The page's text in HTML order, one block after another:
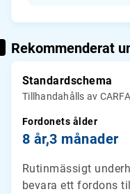
Rekommenderat
Standardschema
Tillhandahålls av
Fordonets ålder
8 år,3 månader
Rutinmässigt
bevara ett fordons